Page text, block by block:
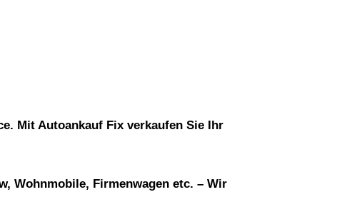
Mit Autoankauf Fix verkaufen Sie Ihr
Wohnmobile, Firmenwagen etc. – Wir